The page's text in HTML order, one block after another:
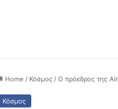
Home / Κόσμος /Ο πρόεδρος της
Κόσμος